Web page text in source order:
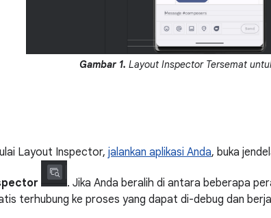
Gambar 1. Layout Inspector Tersemat
Layout Inspector, jalankan aplikasi Anda, buka
. Jika Anda beralih di antara beberapa
terhubung ke proses yang dapat di-debug dan